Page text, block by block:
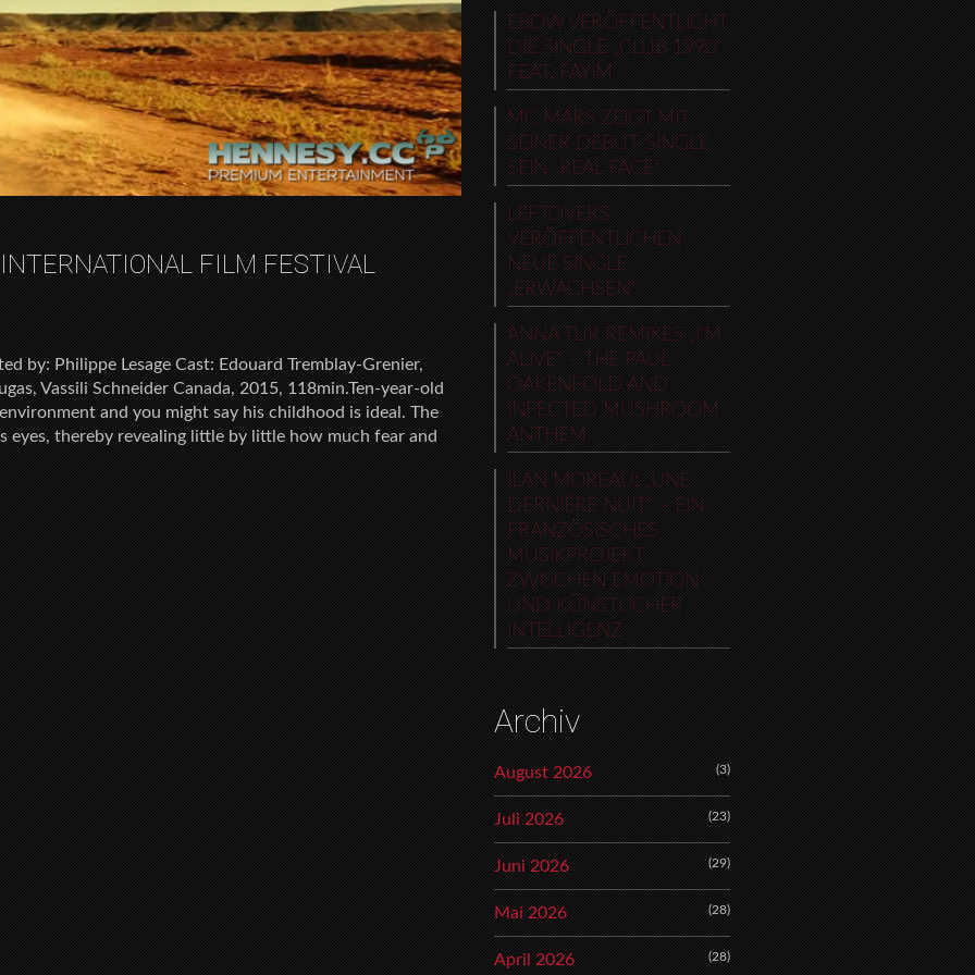
FILM FESTIVAL
by: Philippe Lesage Cast: Edouard Tremblay-Grenier,
Vassili Schneider Canada, 2015, 118min.Ten-year-old
and you might say his childhood is ideal. The
eyes, thereby revealing little by little how much fear and
EBOW VERÖFFENTLICHT
DIE SINGLE „CLUB 1990“
FEAT. FAYIM
MC MARS ZEIGT MIT
SEINER DEBUT-SINGLE
SEIN „REAL FACE“
LEFTOVERS
VERÖFFENTLICHEN
NEUE SINGLE
„ERWACHSEN“
ANNA TUR REMIXES „I’M
ALIVE“ – THE PAUL
OAKENFOLD AND
INFECTED MUSHROOM
ANTHEM
ILAN MOREAU: „UNE
DERNIÈRE NUIT“ – EIN
FRANZÖSISCHES
MUSIKPROJEKT
ZWISCHEN EMOTION
UND KÜNSTLICHER
INTELLIGENZ
Archiv
August 2026 (3)
Juli 2026 (23)
Juni 2026 (29)
Mai 2026 (28)
April 2026 (28)